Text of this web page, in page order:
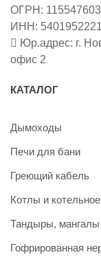
ОГРН:
ИНН: 5401952221
Юр.адрес: г.
офис 2
КАТАЛОГ
Дымоходы
Печи для бани
Греющий кабель
Котлы и
Тандыры,
Гофрированная